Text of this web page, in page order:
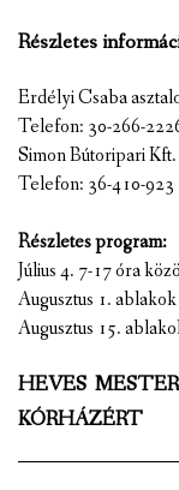
Részletes
Erdélyi Csaba
Telefon: 30-266-
Simon Bútoripari Kft.
Telefon: 36-410-923
Részletes program:
Július 4. 7-17 óra
Augusztus 1.
Augusztus 15.
HEVES
KÓRHÁZÉRT